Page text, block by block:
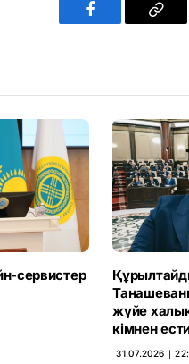
Facebook Copy
сервистер
жүйе
кімнен
31.07.2026 ∣